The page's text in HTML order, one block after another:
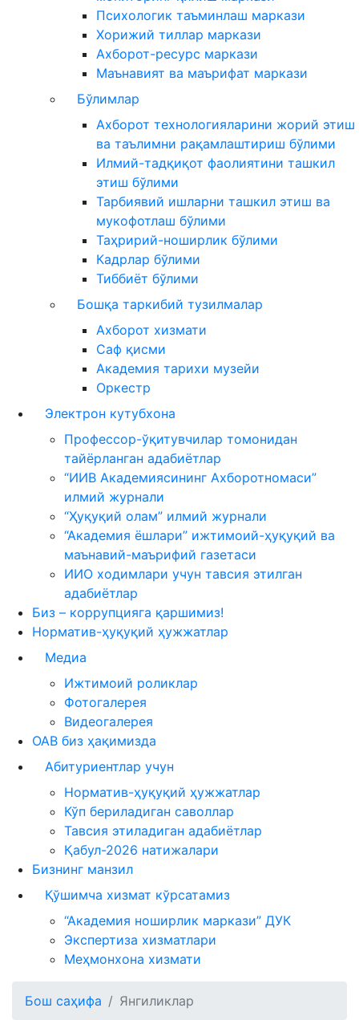
Психологик таъминлаш маркази
Хорижий тиллар маркази
Ахборот-ресурс маркази
Маънавият ва маърифат маркази
Бўлимлар
Ахборот технологияларини жорий этиш
ва таълимни рақамлаштириш бўлими
Илмий-тадқиқот фаолиятини ташкил
этиш бўлими
Тарбиявий ишларни ташкил этиш ва
мукофотлаш бўлими
Таҳририй-ноширлик бўлими
Кадрлар бўлими
Тиббиёт бўлими
Бошқа таркибий тузилмалар
Ахборот хизмати
Саф қисми
Академия тарихи музейи
Оркестр
Электрон кутубхона
Профессор-ўқитувчилар томонидан
тайёрланган адабиётлар
“ИИВ Академиясининг Ахборотномаси”
илмий журнали
“Ҳуқуқий олам” илмий журнали
“Академия ёшлари” ижтимоий-ҳуқуқий ва
маънавий-маърифий газетаси
ИИО ходимлари учун тавсия этилган
адабиётлар
Биз – коррупцияга қаршимиз!
Норматив-ҳуқуқий ҳужжатлар
Медиа
Ижтимоий роликлар
Фотогалерея
Видеогалерея
ОАВ биз ҳақимизда
Абитуриентлар учун
Норматив-ҳуқуқий ҳужжатлар
Кўп бериладиган саволлар
Тавсия этиладиган адабиётлар
Қабул-2026 натижалари
Бизнинг манзил
Қўшимча хизмат кўрсатамиз
“Академия ноширлик маркази” ДУК
Экспертиза хизматлари
Меҳмонхона хизмати
Бош саҳифа Янгиликлар